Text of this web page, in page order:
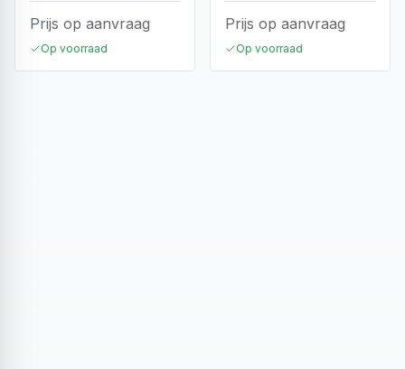
Prijs op aanvraag
Op voorraad
Prijs op aanvraag
Op voorraad